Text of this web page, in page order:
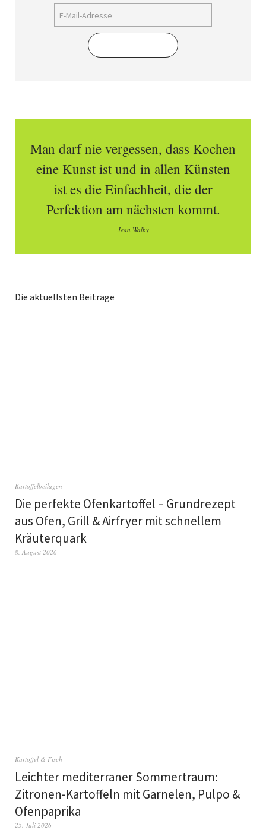
Man darf nie vergessen, dass Kochen
eine Kunst ist und in allen Künsten
ist es die Einfachheit, die der
Perfektion am nächsten kommt.
Jean Walby
Die aktuellsten Beiträge
Kartoffelbeilagen
Die perfekte Ofenkartoffel – Grundrezept
aus Ofen, Grill & Airfryer mit schnellem
Kräuterquark
8. August 2026
Kartoffel & Fisch
Leichter mediterraner Sommertraum:
Zitronen-Kartoffeln mit Garnelen, Pulpo &
Ofenpaprika
25. Juli 2026